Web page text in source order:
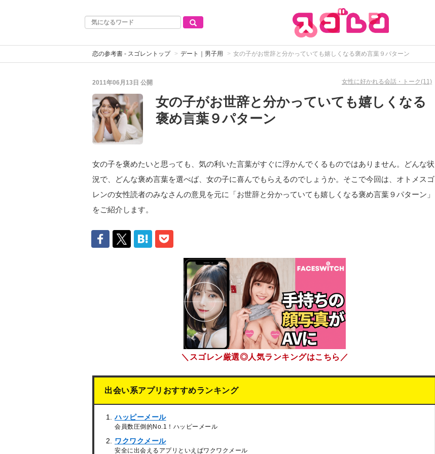
恋の参考書 - スゴレントップ デート｜男子用 女の子がお世辞と分かっていても嬉しくなる褒め言葉９パターン
2011年06月13日 公開 女性に好かれる会話・トーク(11)
女の子がお世辞と分かっていても嬉しくなる
褒め言葉９パターン
女の子を褒めたいと思っても、気の利いた言葉がすぐに浮かんでくるものではありません。どんな状
況で、どんな褒め言葉を選べば、女の子に喜んでもらえるのでしょうか。そこで今回は、オトメスゴ
レンの女性読者のみなさんの意見を元に「お世辞と分かっていても嬉しくなる褒め言葉９パターン」
をご紹介します。
＼スゴレン厳選◎人気ランキングはこちら／
出会い系アプリおすすめランキング
ハッピーメール
会員数圧倒的No.1！ハッピーメール
ワクワクメール
安全に出会えるアプリといえばワクワクメール